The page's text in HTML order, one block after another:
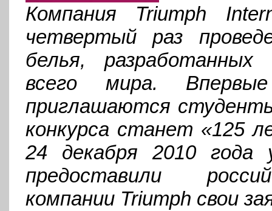
Компания Triumph
четвертый раз
белья,
всего мира.
приглашаются
конкурса станет «125
24 декабря 2010 года
предоставили
компании Triumph свои